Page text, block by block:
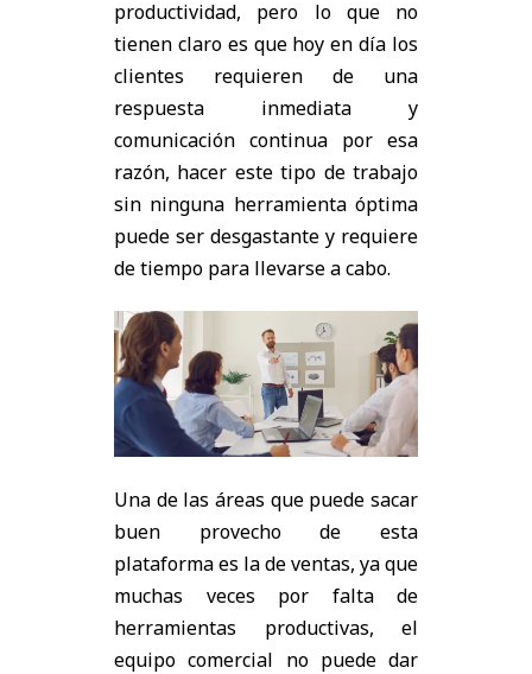
productividad, pero lo que no
tienen claro es que hoy en día los
clientes requieren de una
respuesta inmediata y
comunicación continua por esa
razón, hacer este tipo de trabajo
sin ninguna herramienta óptima
puede ser desgastante y requiere
de tiempo para llevarse a cabo.
Una de las áreas que puede sacar
buen provecho de esta
plataforma es la de ventas, ya que
muchas veces por falta de
herramientas productivas, el
equipo comercial no puede dar